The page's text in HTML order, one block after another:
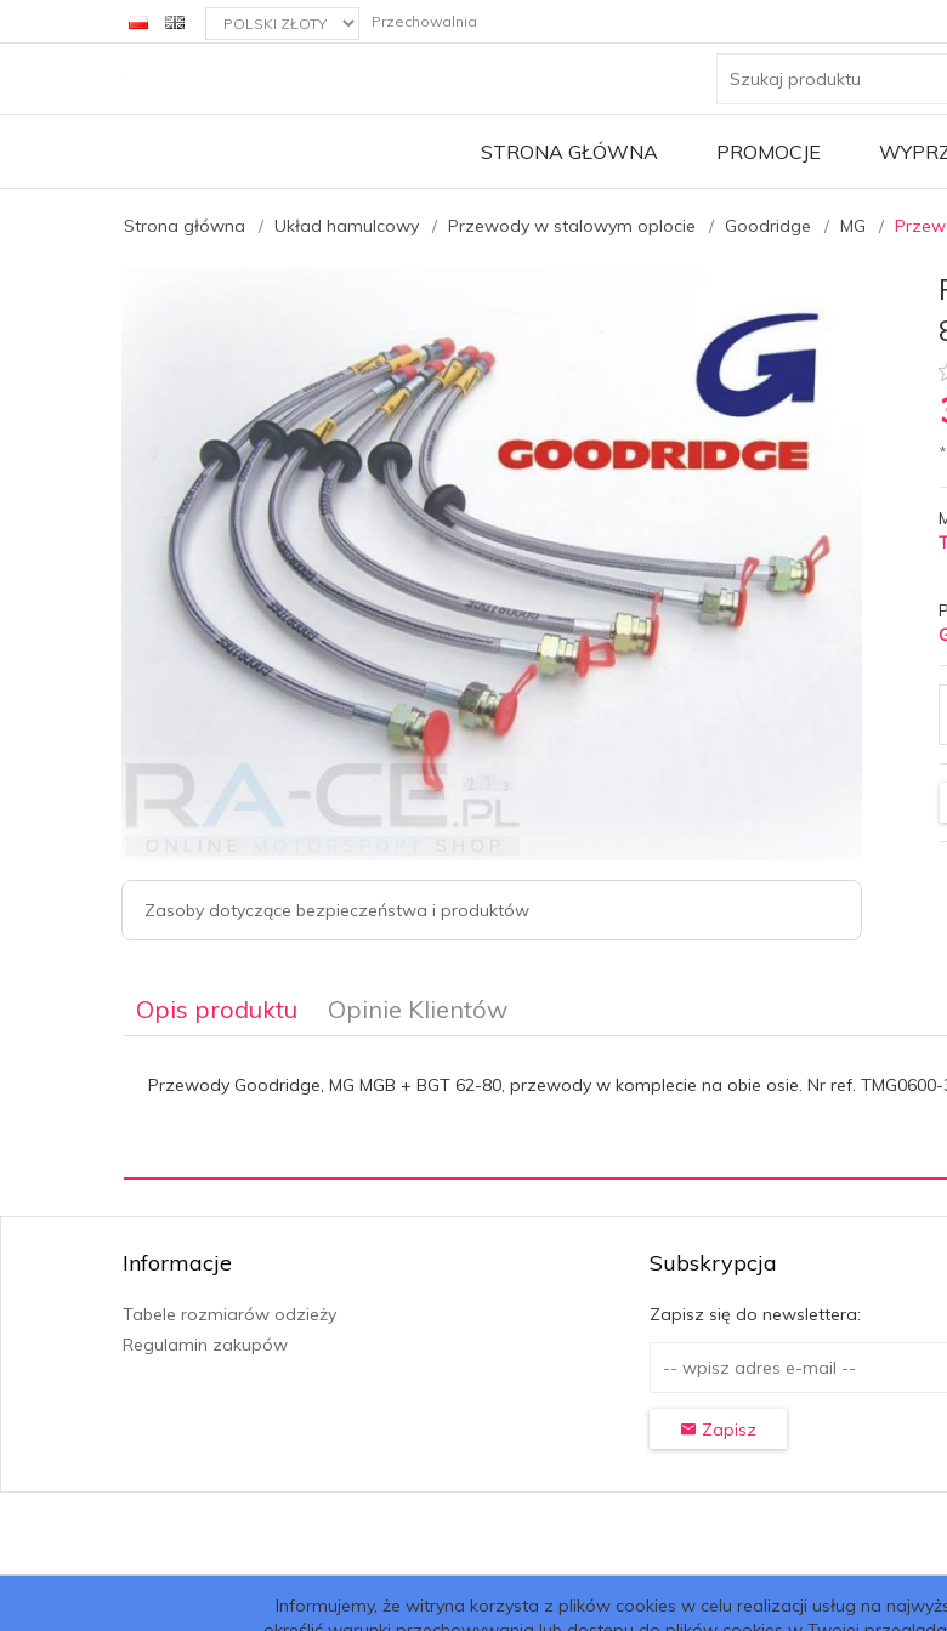
currency_h Przechowalnia
STRONA GŁÓWNA PROMOCJE
Strona główna Układ hamulcowy Przewody w stalowym oplocie Goodridge MG
Zasoby dotyczące bezpieczeństwa i produktów
Opis produktu Opinie Klientów
Przewody Goodridge, MG MGB + BGT 62-80, przewody w komplecie na obie osie. Nr ref. TMG0600-
Informacje
Tabele rozmiarów odzieży
Regulamin zakupów
Subskrypcja
Zapisz się do newslettera:
Zapisz
Informujemy, że witryna korzysta z plików cookies w celu realizacji usług na